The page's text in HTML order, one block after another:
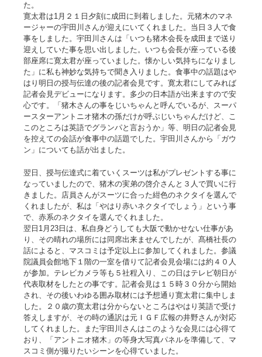
た。
寛太君は1月２１日夕刻に成田に到着しました。元猪木のマネ
ージャーの宇田川さんが迎えにいてくれました。当日３人で食
事をしました。宇田川さんは「いつも猪木会長を成田まで送り
迎えしていた事を思い出しました。いつも会長が座っている後
部座席に寛太君が座っていました。懐かしい気持ちになりまし
た」に私も神妙な気持ちで聞き入りました。食事中の話題はや
はり明日の授与伝達の後の記者会見です。寛太君にしてみれば
記者会見デビューになります。多少の日本語が出来ますので安
心です。「猪木さんの事をじいちゃんと呼んでいるが、スーパ
ースターアントニオ猪木の孫だけが呼ぶじいちゃんだけど、こ
このところは英語でグランパと言おうか」等、明日の記者会見
を控えての会話が食事中の話題でした。宇田川さんから「ガウ
ン」についても話が出ました。
翌日、授与伝達式に着ていくスーツは私がプレゼントする事に
なっていましたので、猪木の実弟の啓介さんと３人で買いに行
きました。店員さんがスーツに合った紺色のネクタイを選んで
くれましたが、私は「やはり赤いネクタイでしょう」という事
で、赤系のネクタイを選んでくれました。
翌日1月23日は、私自身どうしても大阪で動かせない仕事があ
り、その晴れの場所には同席出来ませんでしたが、髙橋社長の
話によると、マスコミは予定以上に参加してくれました。参議
院議員会館地下１階の一室を借りて記者会見会場には約４０人
が参加。テレビカメラ等も５社程入り、この日はテレビ朝日が
代表取材をしたとの事です。記者会見は１５時３０分から開始
され、その後いわゆる囲み取材には予想通り寛太君に集中しま
した。２０歳の寛太君は分からないところはやはり英語で受け
答えしますが、その時の通訳は元ＩＧＦ広報の井野さんが対応
してくれました。また宇田川さんはこのような会見には心得て
おり、「アントニオ猪木」の等身大写真パネルを準備して、マ
スコミ側が撮りたいシーンを心得ていました。